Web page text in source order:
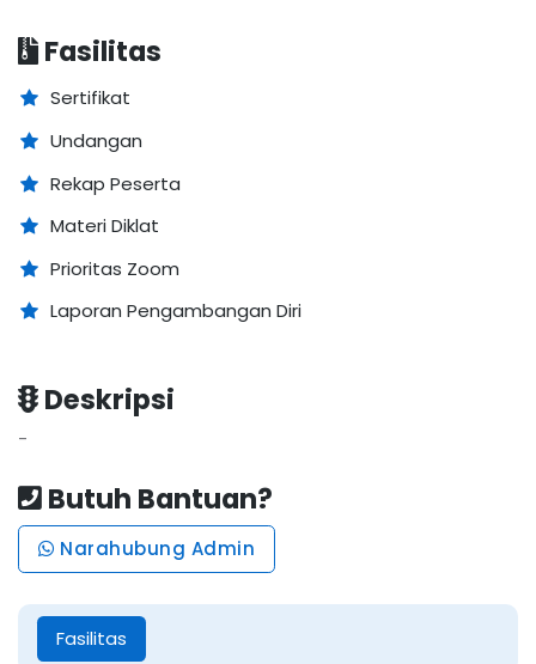
Fasilitas
Sertifikat
Undangan
Rekap Peserta
Materi Diklat
Prioritas Zoom
Laporan Pengambangan Diri
Deskripsi
-
Butuh Bantuan?
Narahubung Admin
Fasilitas